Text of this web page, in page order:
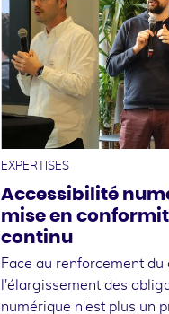
EXPERTISES
Accessibilité
mise en
continu
Face au renforcement
l'élargissement des
numérique n'est plus un